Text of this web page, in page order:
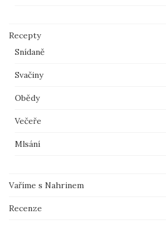
Recepty
Snídaně
Svačiny
Obědy
Večeře
Mlsání
Vaříme s Nahrinem
Recenze